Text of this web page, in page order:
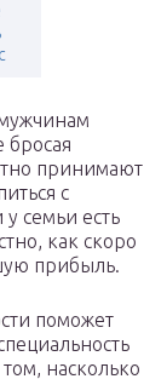
бросая
принимают
с
семьи есть
как скоро
прибыль.
поможет
насколько